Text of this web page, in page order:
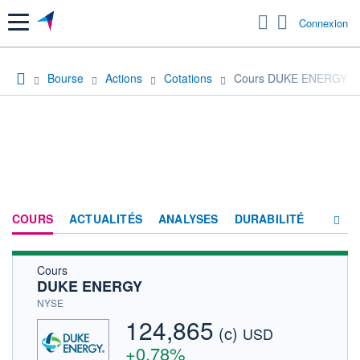
Menu Connexion
Bourse Actions Cotations Cours DUKE ENERGY
COURS ACTUALITÉS ANALYSES DURABILITÉ
PRODUITS DE BOURSE
Cours
DUKE ENERGY
NYSE
124,865 (c) USD
+0,78%